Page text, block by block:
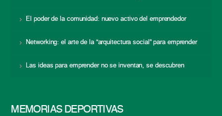
El poder de la comunidad: nuevo activo del emprendedor
Networking: el arte de la “arquitectura social” para emprender
Las ideas para emprender no se inventan, se descubren
MEMORIAS DEPORTIVAS